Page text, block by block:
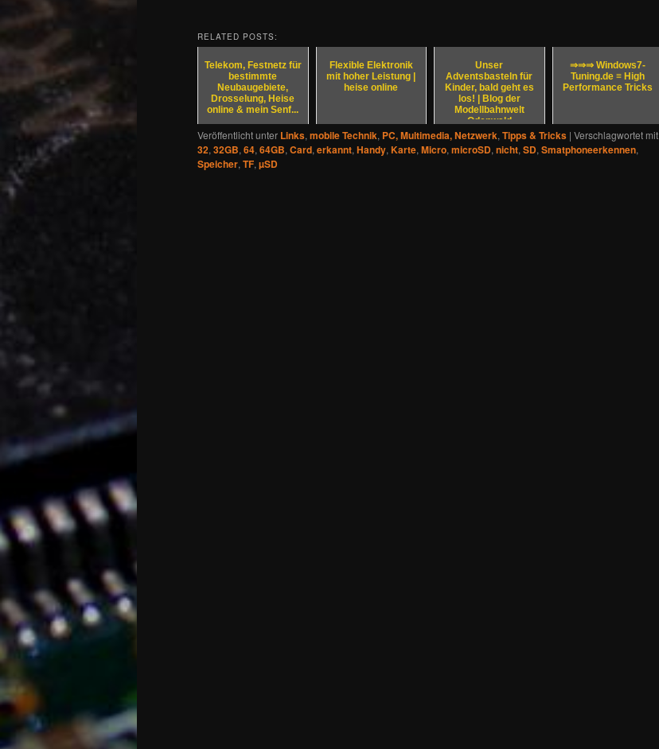
RELATED POSTS:
Telekom, Festnetz für
bestimmte
Neubaugebiete,
Drosselung, Heise
online & mein Senf...
Flexible Elektronik
mit hoher Leistung |
heise online
Unser
Adventsbasteln für
Kinder, bald geht es
los! | Blog der
Modellbahnwelt
Odenwald
⇒⇒⇒ Windows7-
Tuning.de ≡ High
Performance Tricks
Veröffentlicht unter Links, mobile Technik, PC, Multimedia, Netzwerk, Tipps & Tricks | Verschlagwortet mit
32, 32GB, 64, 64GB, Card, erkannt, Handy, Karte, Micro, microSD, nicht, SD, Smatphoneerkennen,
Speicher, TF, µSD